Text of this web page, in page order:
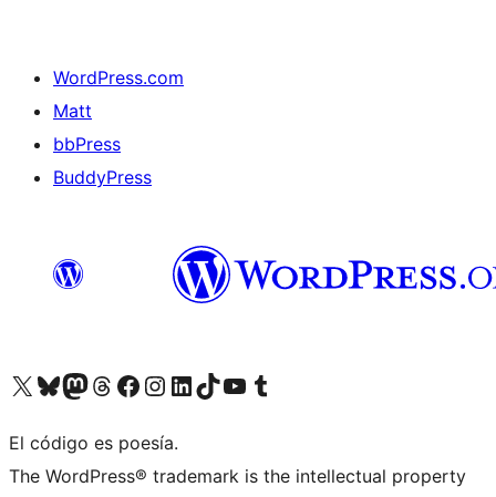
WordPress.com
Matt
bbPress
BuddyPress
Visit our X (formerly Twitter) account
Visit our Bluesky account
Visita nuestra cuenta de Twitter
Visit our Threads account
Visita nuestra página de Facebook
Visite nuestra cuenta de Instagram
Visit our LinkedIn account
Visit our TikTok account
Visit our YouTube channel
Visit our Tumblr account
El código es poesía.
The WordPress® trademark is the intellectual property